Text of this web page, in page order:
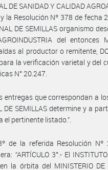
DE SANIDAD Y CALIDAD
y la Resolución Nº 378 de fecha
DE SEMILLAS organismo
del entonces
al productor o remitente,
la verificación varietal y del
N° 20.247.
entregas que correspondan a
DE SEMILLAS determine y a
pertinente listado.”.
de la referida Resolución
“ARTÍCULO 3°.- El
la órbita del MINISTERIO DE